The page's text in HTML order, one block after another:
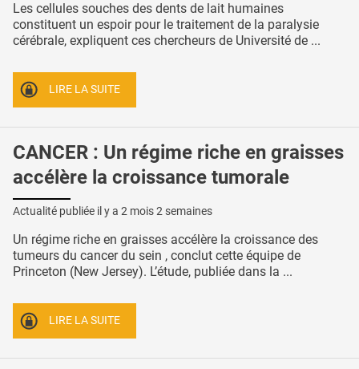
Les cellules souches des dents de lait humaines
constituent un espoir pour le traitement de la paralysie
cérébrale, expliquent ces chercheurs de Université de ...
LIRE LA SUITE
CANCER : Un régime riche en graisses
accélère la croissance tumorale
Actualité publiée il y a 2 mois 2 semaines
Un régime riche en graisses accélère la croissance des
tumeurs du cancer du sein , conclut cette équipe de
Princeton (New Jersey). L’étude, publiée dans la ...
LIRE LA SUITE